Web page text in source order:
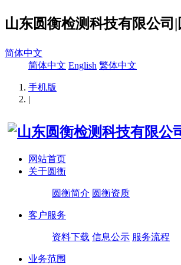
山东圆衡检测科技有限公司
简体中文
简体中文 English 繁体中文
手机版
|
网站首页
关于圆衡
圆衡简介 圆衡资质
客户服务
资料下载 信息公示 服务流程
业务范围